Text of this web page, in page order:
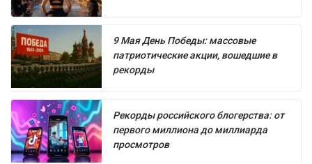
9 Мая День Победы: массовые
патриотические акции, вошедшие в
рекорды
Рекорды российского блогерства: от
первого миллиона до миллиарда
просмотров